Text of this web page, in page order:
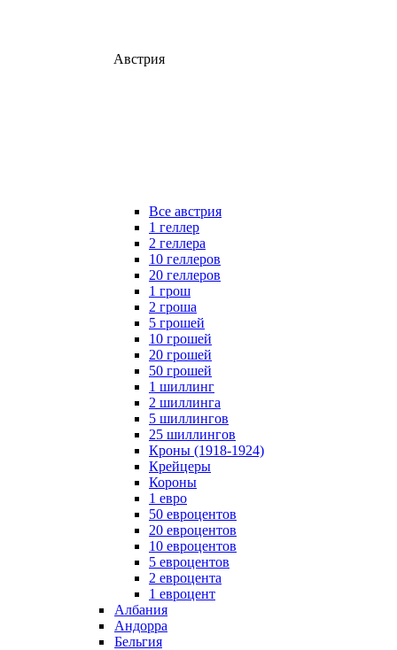
Австрия
Все австрия
1 геллер
2 геллера
10 геллеров
20 геллеров
1 грош
2 гроша
5 грошей
10 грошей
20 грошей
50 грошей
1 шиллинг
2 шиллинга
5 шиллингов
25 шиллингов
Кроны (1918-1924)
Крейцеры
Короны
1 евро
50 евроцентов
20 евроцентов
10 евроцентов
5 евроцентов
2 евроцента
1 евроцент
Албания
Андорра
Бельгия